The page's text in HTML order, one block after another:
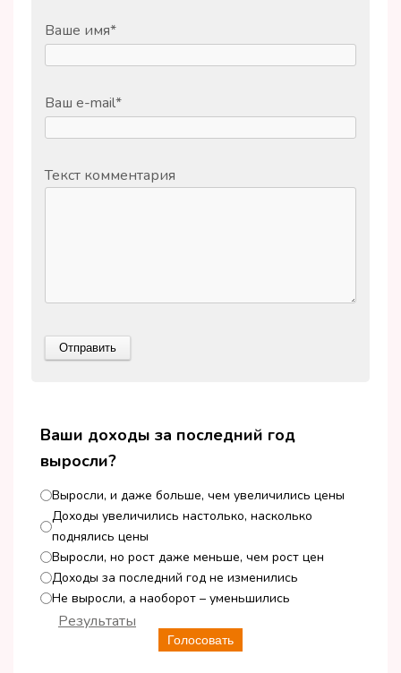
Ваше имя*
Ваш e-mail*
Текст комментария
Ваши доходы за последний год
выросли?
Выросли, и даже больше, чем увеличились цены
Доходы увеличились настолько, насколько
поднялись цены
Выросли, но рост даже меньше, чем рост цен
Доходы за последний год не изменились
Не выросли, а наоборот – уменьшились
Голосовать
Результаты